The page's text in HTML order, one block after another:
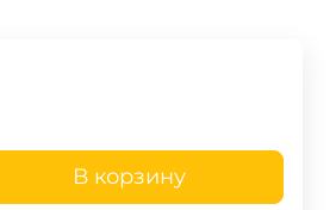
В корзину